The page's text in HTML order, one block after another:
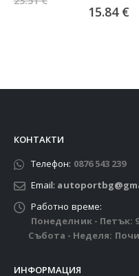
15.84 €
КОНТАКТИ
Телефон: 0876 543 239
Email:
Работно време:
Понеделник - Петък:
Събота - Неделя:
ИНФОРМАЦИЯ